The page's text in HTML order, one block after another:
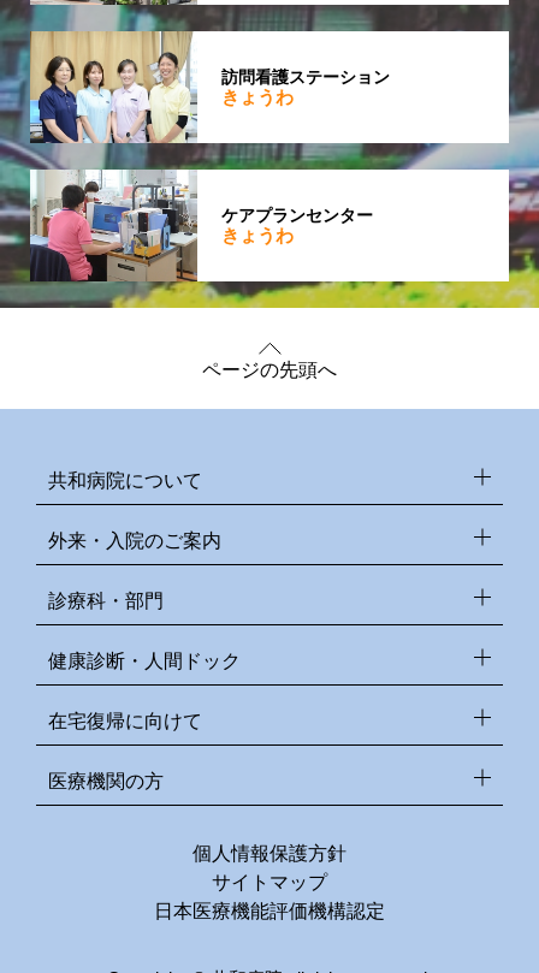
訪問看護ステーション
きょうわ
ケアプランセンター
きょうわ
ページの先頭へ
共和病院について
外来・入院のご案内
診療科・部門
健康診断・人間ドック
在宅復帰に向けて
医療機関の方
個人情報保護方針
サイトマップ
日本医療機能評価機構認定